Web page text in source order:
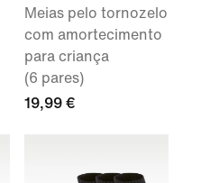
Meias pelo tornozelo
com amortecimento
para criança
(6 pares)
19,99 €